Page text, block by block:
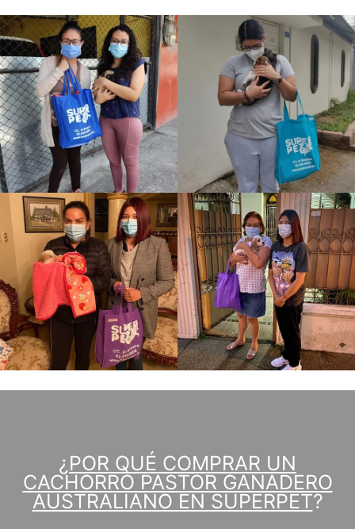
¿ POR QUÉ COMPRAR UN
CACHORRO PASTOR GANADERO
AUSTRALIANO EN SUPERPET?